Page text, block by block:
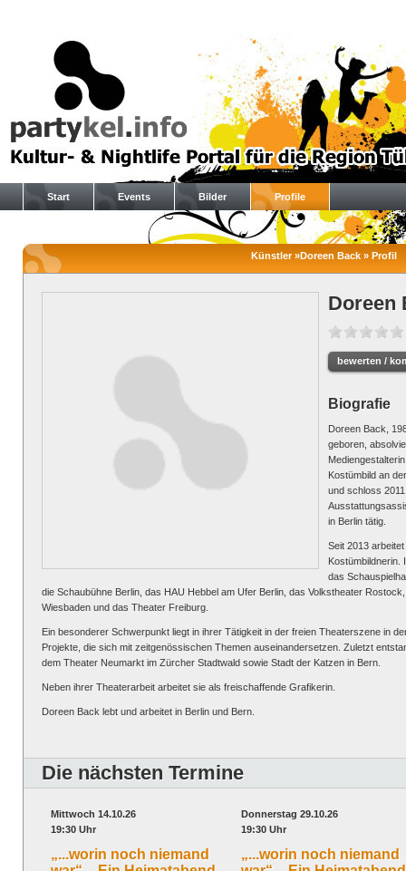
Start Events Bilder Profile
Künstler »Doreen Back » Profil
Doreen
bewerten /
Biografie
Doreen Back,
geboren,
Kostümbild an
und schloss
in Berlin tätig.
Seit 2013
Kostümbildnerin.
das
die Schaubühne Berlin, das HAU Hebbel am Ufer Berlin, das Volkstheater
Wiesbaden und das Theater Freiburg.
Ein besonderer Schwerpunkt liegt in ihrer Tätigkeit in der freien Theaterszene in
Projekte, die sich mit zeitgenössischen Themen auseinandersetzen. Zuletzt
dem Theater Neumarkt im Zürcher Stadtwald sowie Stadt der Katzen in Bern.
Neben ihrer Theaterarbeit arbeitet sie als freischaffende Grafikerin.
Doreen Back lebt und arbeitet in Berlin und Bern.
Die nächsten Termine
Mittwoch 14.10.26
19:30 Uhr
„...worin noch niemand
Donnerstag 29.10.26
19:30 Uhr
„...worin noch niemand